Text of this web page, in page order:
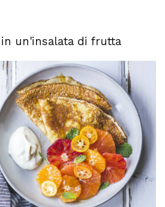
un'insalata di frutta